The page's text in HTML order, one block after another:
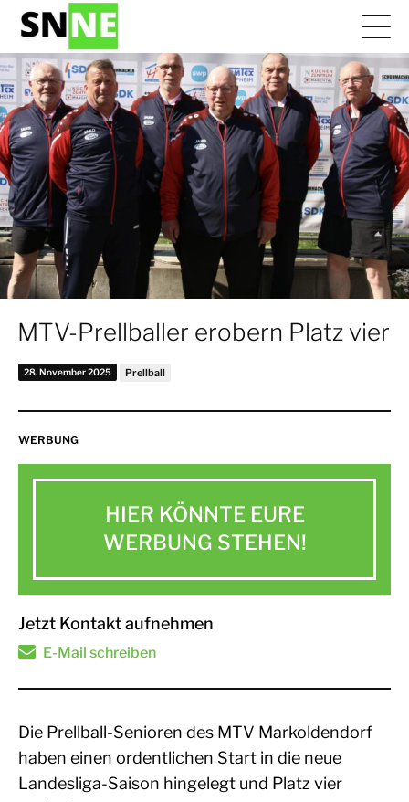
MTV-Prellballer erobern Platz vier
28. November 2025 Prellball
WERBUNG
HIER KÖNNTE EURE
WERBUNG STEHEN!
Jetzt Kontakt aufnehmen
E-Mail schreiben
Die Prellball-Senioren des MTV Markoldendorf
haben einen ordentlichen Start in die neue
Landesliga-Saison hingelegt und Platz vier